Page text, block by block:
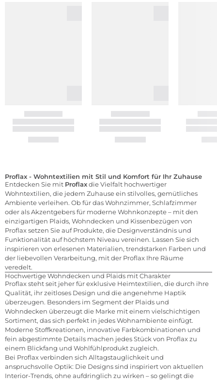
Proflax - Wohntextilien mit Stil und Komfort für Ihr Zuhause
Entdecken Sie mit Proflaxdie Vielfalt hochwertiger
Wohntextilien, die jedem Zuhause ein stilvolles, gemütliches
Ambiente verleihen. Ob für das Wohnzimmer, Schlafzimmer
oder als Akzentgebers für moderne Wohnkonzepte – mit den
einzigartigen Plaids, Wohndecken und Kissenbezügen von
Proflax setzen Sie auf Produkte, die Designverständnis und
Funktionalität auf höchstem Niveau vereinen. Lassen Sie sich
inspirieren von erlesenen Materialien, trendstarken Farben und
der liebevollen Verarbeitung, mit der Proflax Ihre Räume
veredelt.
Hochwertige Wohndecken und Plaids mit Charakter
Proflax steht seit jeher für exklusive Heimtextilien, die durch ihre
Qualität, ihr zeitloses Design und die angenehme Haptik
überzeugen. Besonders im Segment der Plaids und
Wohndecken überzeugt die Marke mit einem vielschichtigen
Sortiment, das sich perfekt in jedes Wohnambiente einfügt.
Moderne Stoffkreationen, innovative Farbkombinationen und
fein abgestimmte Details machen jedes Stück von Proflax zu
einem Blickfang und Wohlfühlprodukt zugleich.
Bei Proflax verbinden sich Alltagstauglichkeit und
anspruchsvolle Optik: Die Designs sind inspiriert von aktuellen
Interior-Trends, ohne aufdringlich zu wirken – so gelingt die